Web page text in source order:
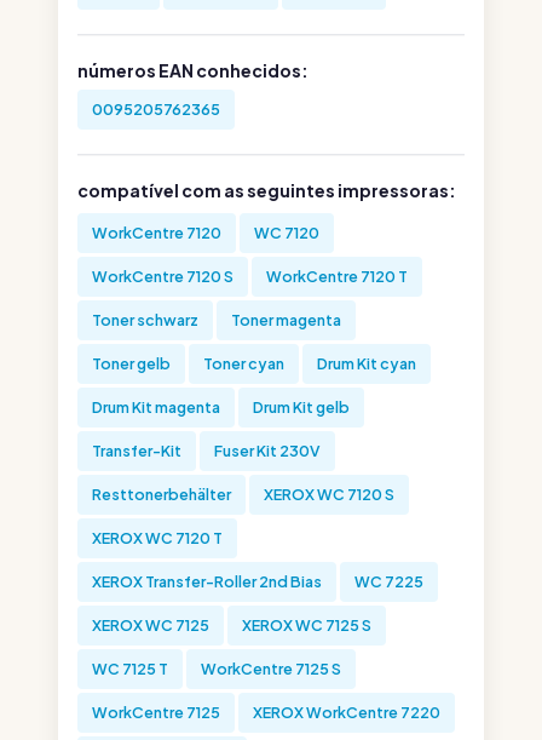
números EAN conhecidos:
0095205762365
compatível com as seguintes impressoras:
WorkCentre 7120 WC 7120
WorkCentre 7120 S WorkCentre 7120 T
Toner schwarz Toner magenta
Toner gelb Toner cyan Drum Kit cyan
Drum Kit magenta Drum Kit gelb
Transfer-Kit Fuser Kit 230V
Resttonerbehälter XEROX WC 7120 S
XEROX WC 7120 T
XEROX Transfer-Roller 2nd Bias WC 7225
XEROX WC 7125 XEROX WC 7125 S
WC 7125 T WorkCentre 7125 S
WorkCentre 7125 XEROX WorkCentre 7220